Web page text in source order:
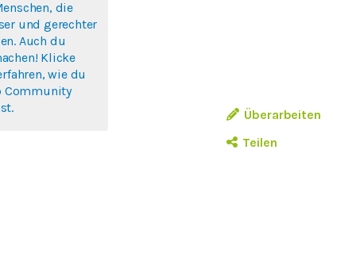
Überarbeiten
Teilen
die
und gerechter
Auch du
Klicke
wie du
Community